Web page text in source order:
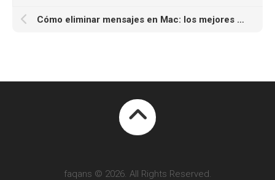
Cómo eliminar mensajes en Mac: los mejores métodos y aplicaciones
faqans © 2026. All Rights Reserved.